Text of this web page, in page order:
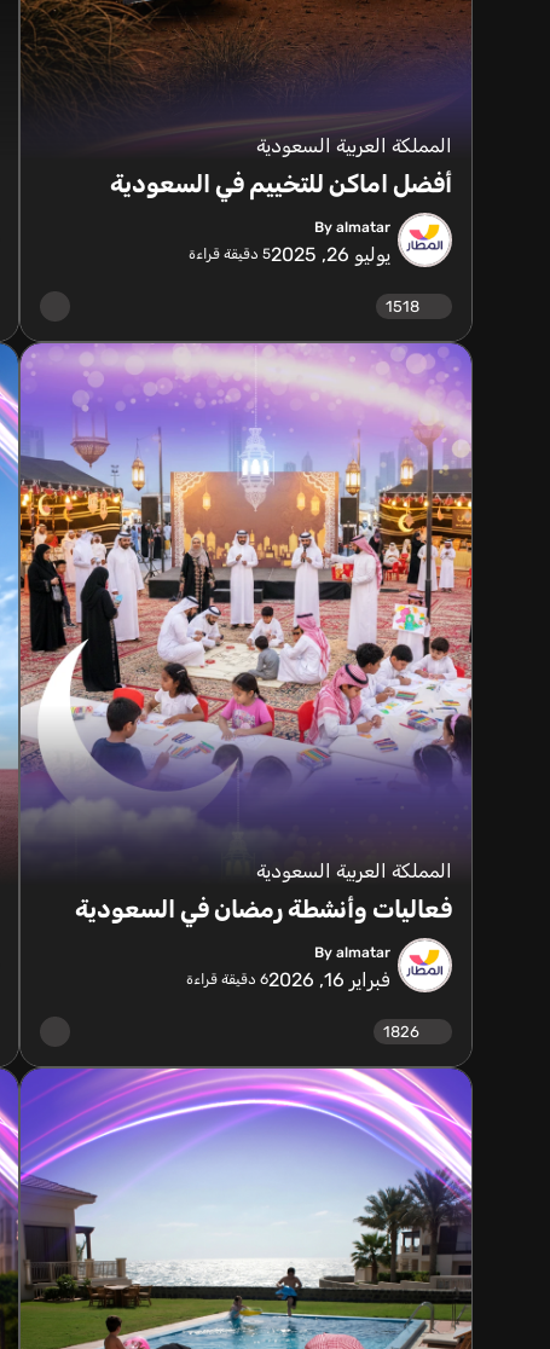
المملكة العربية السعودية
أفضل اماكن للتخييم في السعودية
By almatar
يوليو 26, 2025 5 دقيقة قراءة
1518
المملكة العربية السعودية
فعاليات وأنشطة رمضان في السعودية
By almatar
فبراير 16, 2026 6 دقيقة قراءة
1826